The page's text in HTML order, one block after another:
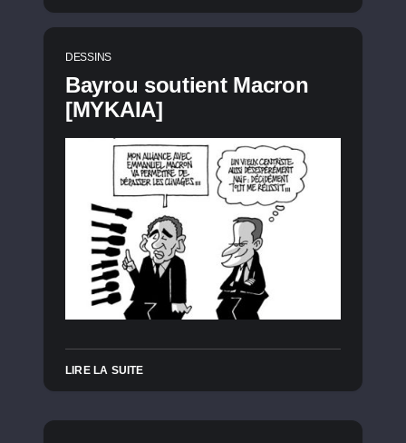
DESSINS
Bayrou soutient Macron
[MYKAIA]
LIRE LA SUITE